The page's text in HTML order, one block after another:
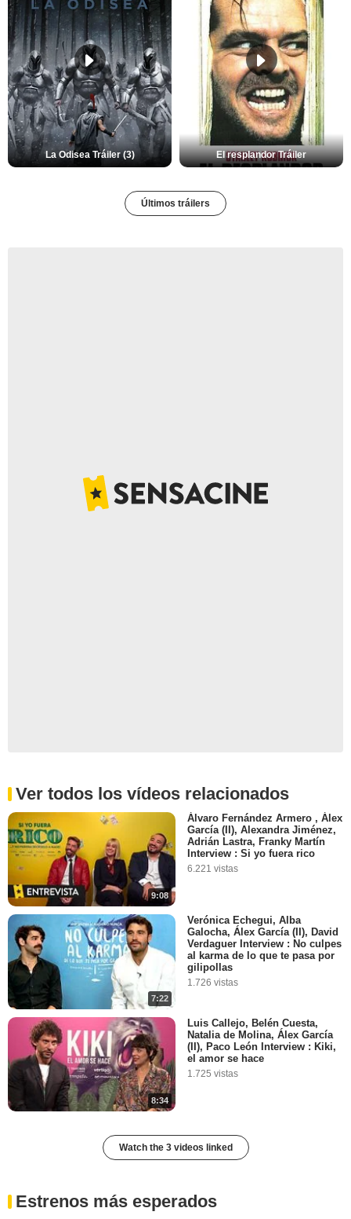
La Odisea Tráiler (3) El resplandor Tráiler
Últimos tráilers
Ver todos los vídeos relacionados
9:08
Álvaro Fernández Armero , Álex
García (II), Alexandra Jiménez,
Adrián Lastra, Franky Martín
Interview : Si yo fuera rico
6.221 vistas
7:22
Verónica Echegui, Alba
Galocha, Álex García (II), David
Verdaguer Interview : No culpes
al karma de lo que te pasa por
gilipollas
1.726 vistas
8:34
Luis Callejo, Belén Cuesta,
Natalia de Molina, Álex García
(II), Paco León Interview : Kiki,
el amor se hace
1.725 vistas
Watch the 3 videos linked
Estrenos más esperados